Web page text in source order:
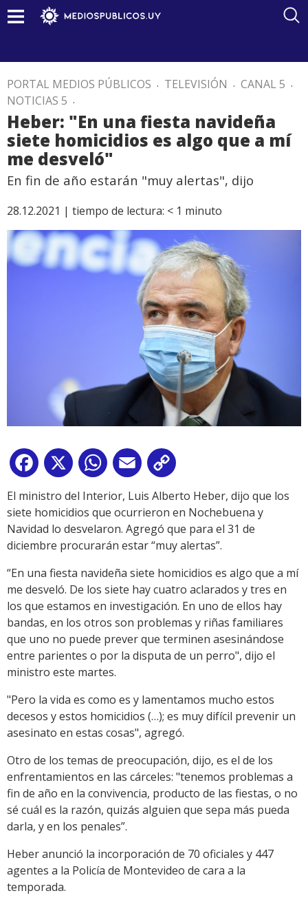
PORTAL MEDIOS PÚBLICOS . TELEVISIÓN . CANAL 5 .
NOTICIAS 5 .
Heber: "En una fiesta navideña
siete homicidios es algo que a mí
me desveló"
En fin de año estarán "muy alertas", dijo
28.12.2021 | tiempo de lectura: < 1 minuto
Facebook
X WhatsApp
Email
Link
El ministro del Interior, Luis Alberto Heber, dijo que los
siete homicidios que ocurrieron en Nochebuena y
Navidad lo desvelaron. Agregó que para el 31 de
diciembre procurarán estar “muy alertas”.
“En una fiesta navideña siete homicidios es algo que a mí
me desveló. De los siete hay cuatro aclarados y tres en
los que estamos en investigación. En uno de ellos hay
bandas, en los otros son problemas y riñas familiares
que uno no puede prever que terminen asesinándose
entre parientes o por la disputa de un perro", dijo el
ministro este martes.
"Pero la vida es como es y lamentamos mucho estos
decesos y estos homicidios (…); es muy difícil prevenir un
asesinato en estas cosas", agregó.
Otro de los temas de preocupación, dijo, es el de los
enfrentamientos en las cárceles: "tenemos problemas a
fin de año en la convivencia, producto de las fiestas, o no
sé cuál es la razón, quizás alguien que sepa más pueda
darla, y en los penales”.
Heber anunció la incorporación de 70 oficiales y 447
agentes a la Policía de Montevideo de cara a la
temporada.